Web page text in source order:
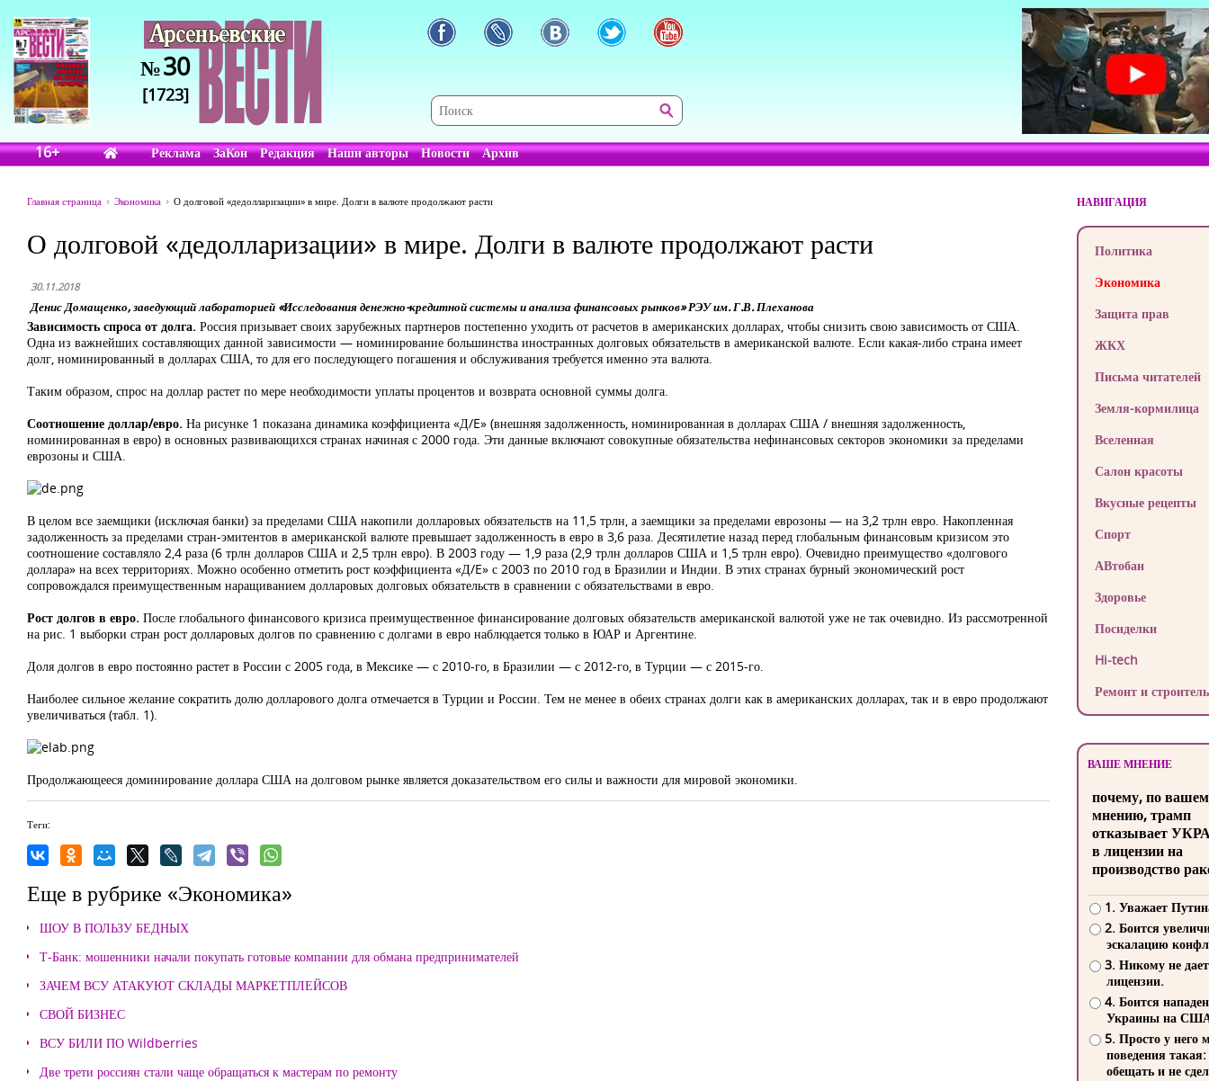
№30
[1723]
16+ Реклама ЗаКон Редакция Наши авторы Новости Архив
Главная страница Экономика О долговой «дедолларизации» в мире. Долги в валюте продолжают расти
О долговой «дедолларизации» в мире. Долги в валюте продолжают расти
30.11.2018
Денис Домащенко, заведующий лабораторией «Исследования денежно-кредитной системы и анализа финансовых рынков» РЭУ им. Г.В. Плеханова
Зависимость спроса от долга. Россия призывает своих зарубежных партнеров постепенно уходить от расчетов в американских долларах, чтобы снизить свою зависимость от США.
Одна из важнейших составляющих данной зависимости — номинирование большинства иностранных долговых обязательств в американской валюте. Если какая-либо страна имеет
долг, номинированный в долларах США, то для его последующего погашения и обслуживания требуется именно эта валюта.
Таким образом, спрос на доллар растет по мере необходимости уплаты процентов и возврата основной суммы долга.
Соотношение доллар/евро. На рисунке 1 показана динамика коэффициента «Д/E» (внешняя задолженность, номинированная в долларах США / внешняя задолженность,
номинированная в евро) в основных развивающихся странах начиная с 2000 года. Эти данные включают совокупные обязательства нефинансовых секторов экономики за пределами
еврозоны и США.
В целом все заемщики (исключая банки) за пределами США накопили долларовых обязательств на 11,5 трлн, а заемщики за пределами еврозоны — на 3,2 трлн евро. Накопленная
задолженность за пределами стран-эмитентов в американской валюте превышает задолженность в евро в 3,6 раза. Десятилетие назад перед глобальным финансовым кризисом это
соотношение составляло 2,4 раза (6 трлн долларов США и 2,5 трлн евро). В 2003 году — 1,9 раза (2,9 трлн долларов США и 1,5 трлн евро). Очевидно преимущество «долгового
доллара» на всех территориях. Можно особенно отметить рост коэффициента «Д/E» с 2003 по 2010 год в Бразилии и Индии. В этих странах бурный экономический рост
сопровождался преимущественным наращиванием долларовых долговых обязательств в сравнении с обязательствами в евро.
Рост долгов в евро. После глобального финансового кризиса преимущественное финансирование долговых обязательств американской валютой уже не так очевидно. Из рассмотренной
на рис. 1 выборки стран рост долларовых долгов по сравнению с долгами в евро наблюдается только в ЮАР и Аргентине.
Доля долгов в евро постоянно растет в России с 2005 года, в Мексике — с 2010-го, в Бразилии — с 2012-го, в Турции — с 2015-го.
Наиболее сильное желание сократить долю долларового долга отмечается в Турции и России. Тем не менее в обеих странах долги как в американских долларах, так и в евро продолжают
увеличиваться (табл. 1).
Продолжающееся доминирование доллара США на долговом рынке является доказательством его силы и важности для мировой экономики.
Теги:
Еще в рубрике «Экономика»
ШОУ В ПОЛЬЗУ БЕДНЫХ
Т-Банк: мошенники начали покупать готовые компании для обмана предпринимателей
ЗАЧЕМ ВСУ АТАКУЮТ СКЛАДЫ МАРКЕТПЛЕЙСОВ
СВОЙ БИЗНЕС
ВСУ БИЛИ ПО Wildberries
Две трети россиян стали чаще обращаться к мастерам по ремонту
НАВИГАЦИЯ
Политика
Экономика
Защита прав
ЖКХ
Письма читателей
Земля-кормилица
Вселенная
Салон красоты
Вкусные рецепты
Спорт
АВтобан
Здоровье
Посиделки
Hi-tech
Ремонт и
ВАШЕ МНЕНИЕ
почему, по
мнению, трамп
отказывает
в лицензии на
производство
1. Уважает
2. Боится
эскалацию
3. Никому не
лицензии.
4. Боится
Украины на
5. Просто у него
поведения такая:
обещать и не